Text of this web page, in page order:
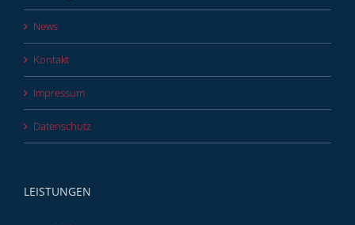
News
Kontakt
Impressum
Datenschutz
LEISTUNGEN